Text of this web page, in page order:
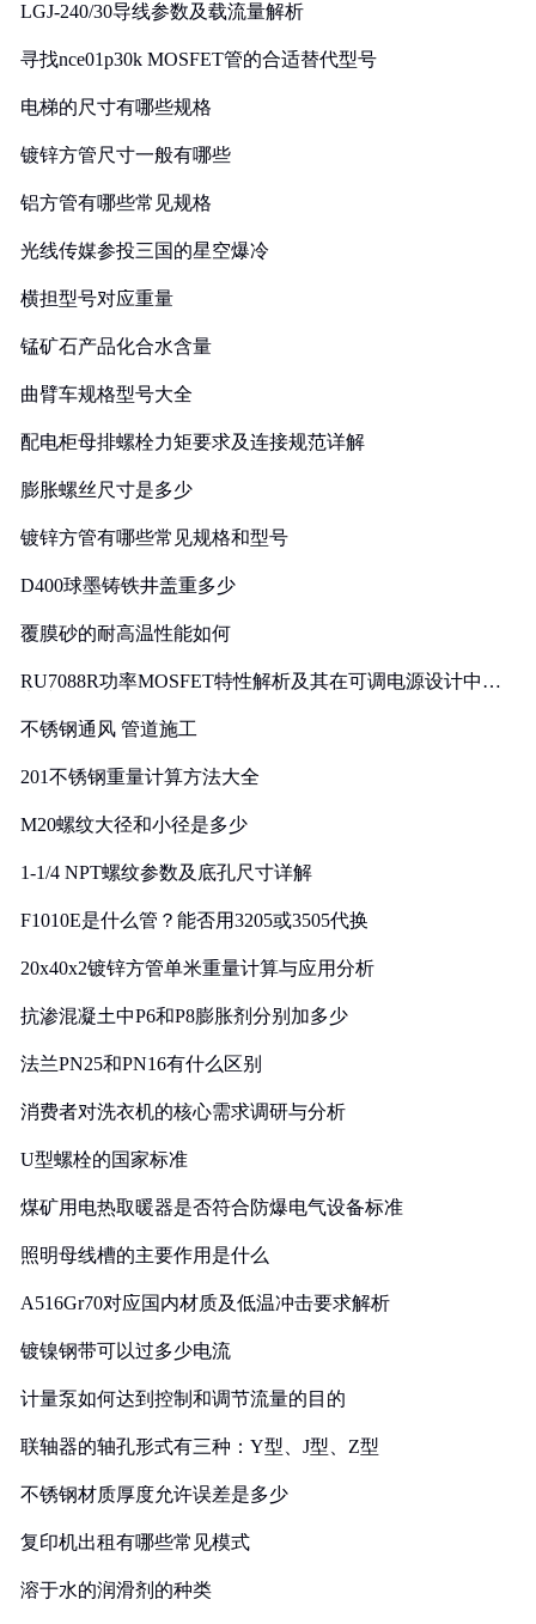
LGJ-240/30导线参数及载流量解析
寻找nce01p30k MOSFET管的合适替代型号
电梯的尺寸有哪些规格
镀锌方管尺寸一般有哪些
铝方管有哪些常见规格
光线传媒参投三国的星空爆冷
横担型号对应重量
锰矿石产品化合水含量
曲臂车规格型号大全
配电柜母排螺栓力矩要求及连接规范详解
膨胀螺丝尺寸是多少
镀锌方管有哪些常见规格和型号
D400球墨铸铁井盖重多少
覆膜砂的耐高温性能如何
RU7088R功率MOSFET特性解析及其在可调电源设计中的
不锈钢通风 管道施工
201不锈钢重量计算方法大全
M20螺纹大径和小径是多少
1-1/4 NPT螺纹参数及底孔尺寸详解
F1010E是什么管？能否用3205或3505代换
20x40x2镀锌方管单米重量计算与应用分析
抗渗混凝土中P6和P8膨胀剂分别加多少
法兰PN25和PN16有什么区别
消费者对洗衣机的核心需求调研与分析
U型螺栓的国家标准
煤矿用电热取暖器是否符合防爆电气设备标准
照明母线槽的主要作用是什么
A516Gr70对应国内材质及低温冲击要求解析
镀镍钢带可以过多少电流
计量泵如何达到控制和调节流量的目的
联轴器的轴孔形式有三种：Y型、J型、Z型
不锈钢材质厚度允许误差是多少
复印机出租有哪些常见模式
溶于水的润滑剂的种类